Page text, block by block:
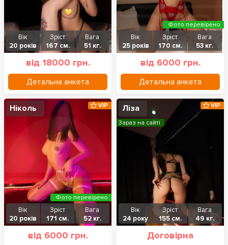
Вік
20 років
Зріст
167 см.
Вага
51 кг.
від 18000 грн.
Детальна анкета
Вік
25 років
Зріст
170 см.
Вага
53 кг.
від 6000 грн.
Детальна анкета
Фото перевірено
Ніколь
Вік
20 років
Зріст
171 см.
Вага
52 кг.
від 6000 грн.
VIP
Фото перевірено
Ліза
Вік
24 року
Зріст
155 см.
Вага
49 кг.
Договірна
VIP
Зараз на сайті